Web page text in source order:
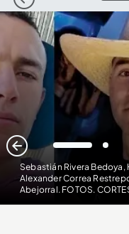
Sebastián Rivera Bedoya,
Alexander Correa
Abejorral. FOTOS.
1 2